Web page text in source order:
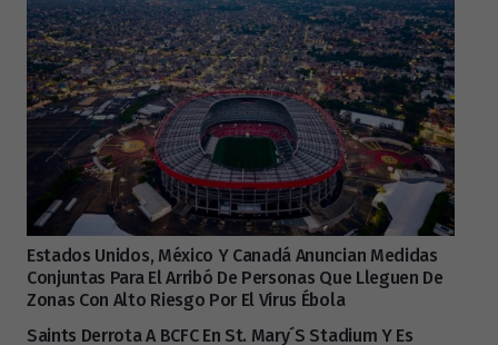
Estados Unidos, México Y Canadá Anuncian Medidas
Conjuntas Para El Arribó De Personas Que Lleguen De
Zonas Con Alto Riesgo Por El Virus Ébola
Saints Derrota A BCFC En St. Mary´s Stadium Y Es